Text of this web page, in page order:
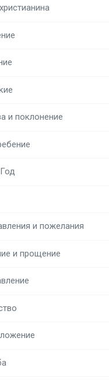
и поклонение
и пожелания
и прощение